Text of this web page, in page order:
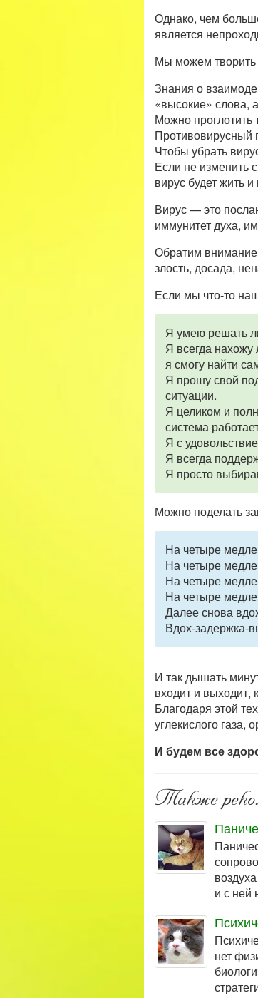
Однако, чем
является
Мы можем творить
Знания о
«высокие» слова,
Можно проглотить
Противовирусный
Чтобы убрать
Если не изменить
вирус будет жить
Вирус — это
иммунитет духа,
Обратим внимание
злость, досада,
Если мы что-то
Я умею решать
Я всегда
я смогу найти
Я прошу свой
ситуации.
Я целиком и
система
Я с
Я всегда
Я просто
Можно поделать
На четыре
На четыре
На четыре
На четыре
Далее снова
Вдох-задержка-
И так дышать
входит и выходит,
Благодаря этой
углекислого газа,
И будем все
Также
и с ней
нет